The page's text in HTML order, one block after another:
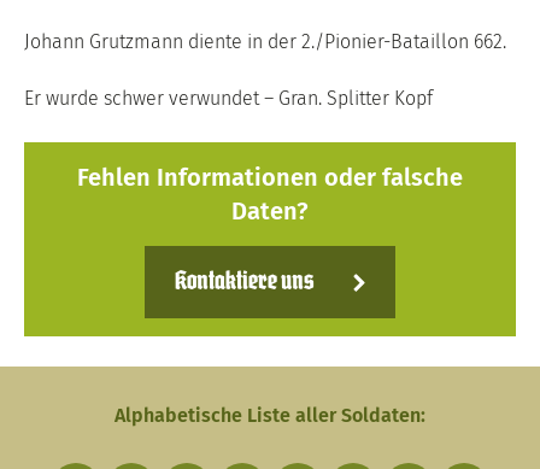
Johann Grutzmann diente in der 2./Pionier-Bataillon 662.
Er wurde schwer verwundet – Gran. Splitter Kopf
Fehlen Informationen oder falsche
Daten?
Kontaktiere uns
Alphabetische Liste aller Soldaten: